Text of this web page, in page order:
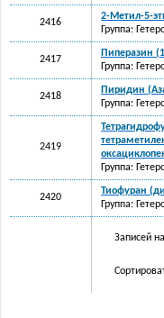
2416
2-Метил-5-
Группа:
2417
Пиперазин
Группа:
2418
Пиридин
Группа:
2419
Группа:
2420
Тиофуран
Группа:
Записей